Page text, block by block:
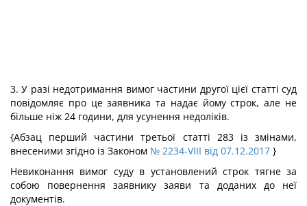
3. У разі недотримання вимог частини другої цієї статті суд
повідомляє про це заявника та надає йому строк, але не
більше ніж 24 години, для усунення недоліків.
{Абзац перший частини третьої статті 283 із змінами,
внесеними згідно із Законом № 2234-VIII від 07.12.2017 }
Невиконання вимог суду в установлений строк тягне за
собою повернення заявнику заяви та доданих до неї
документів.